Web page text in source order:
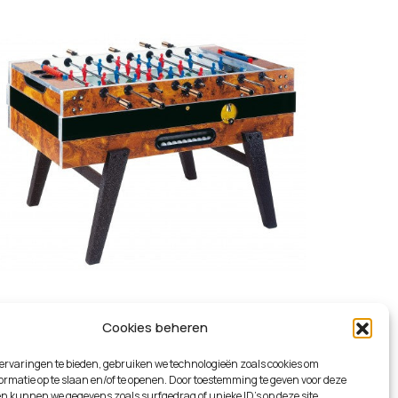
Cookies beheren
te bieden, gebruiken we technologieën zoals cookies om
op te slaan en/of te openen. Door toestemming te geven voor deze
Garlando De Luxe